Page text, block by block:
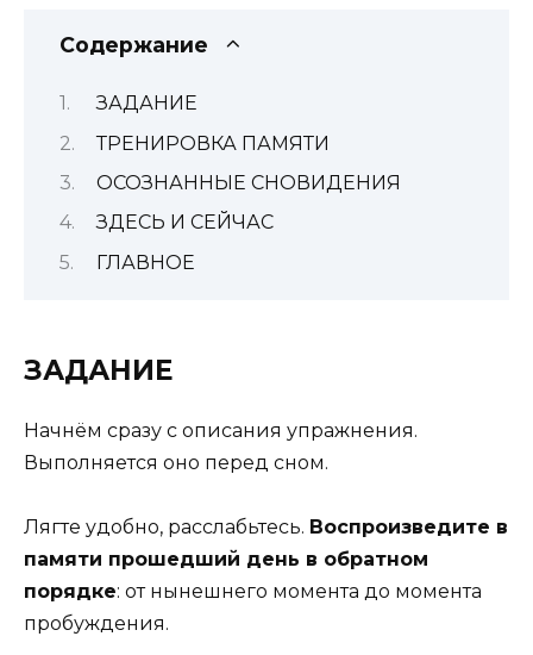
Содержание
ЗАДАНИЕ
ТРЕНИРОВКА ПАМЯТИ
ОСОЗНАННЫЕ СНОВИДЕНИЯ
ЗДЕСЬ И СЕЙЧАС
ГЛАВНОЕ
ЗАДАНИЕ
Начнём сразу с описания упражнения.
Выполняется оно перед сном.
Лягте удобно, расслабьтесь. Воспроизведите в
памяти прошедший день в обратном
порядке: от нынешнего момента до момента
пробуждения.